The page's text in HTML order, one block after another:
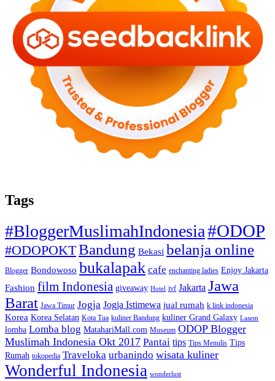
Tags
#BloggerMuslimahIndonesia#ODOP
#ODOPOKTBandung Bekasi belanja online
Blogger Bondowoso bukalapak cafe enchanting ladies Enjoy Jakarta
Fashion film Indonesia giveaway Hotel ivf Jakarta Jawa
Barat Jawa Timur Jogja Jogja Istimewa jual rumah k link indonesia
Korea Korea Selatan Kota Tua kuliner Bandung kuliner Grand Galaxy Lasem
lomba Lomba blog MatahariMall.com Museum ODOP Blogger
Muslimah Indonesia Okt 2017 Pantai tips Tips Menulis Tips
Rumah tokopedia Traveloka urbanindo wisata kuliner
Wonderful Indonesia wonderlust